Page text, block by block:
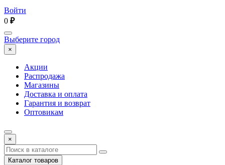
Войти
0 ₽
Выберите город
×
Акции
Распродажа
Магазины
Доставка и оплата
Гарантия и возврат
Оптовикам
×
Каталог товаров